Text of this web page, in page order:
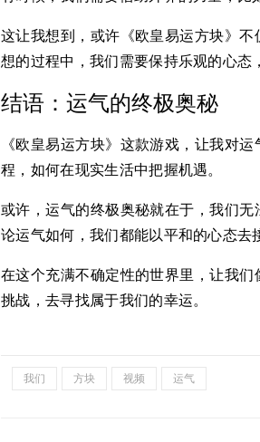
这让我想到，或许《欧皇易运方块》
想的过程中，我们需要保持乐观的心态
结语：运气的终极奥秘
《欧皇易运方块》这款游戏，让我对
程，如何在现实生活中把握机遇。
或许，运气的终极奥秘就在于，我们
论运气如何，我们都能以平和的心态去
在这个充满不确定性的世界里，让我
挑战，去寻找属于我们的幸运。
我们 方块 视频 运气